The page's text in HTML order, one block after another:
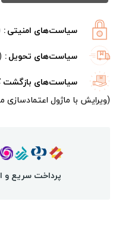
سیاست‌های امنیتی
سیاست‌های تحویل
سیاست‌های بازگشت
(ویرایش با ماژول
پرداخت سریع و